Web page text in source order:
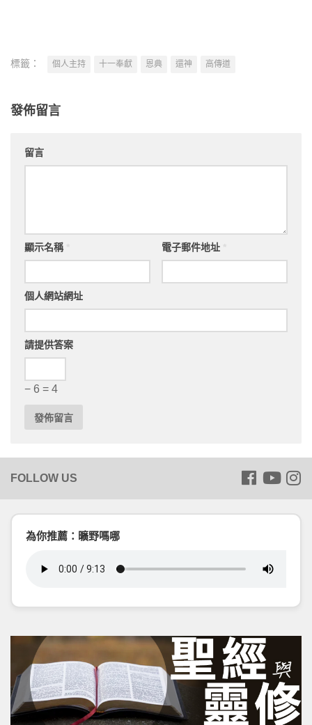
標籤： 個人主持 十一奉獻 恩典 還神 高傳道
發佈留言
留言
顯示名稱 電子郵件地址
個人網站網址
請提供答案
− 6 = 4
為你推薦：曠野嗎哪